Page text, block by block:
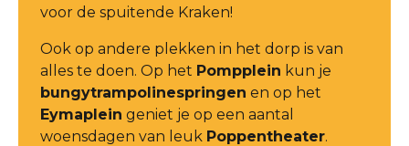
voor de spuitende Kraken!
Ook op andere plekken in het dorp is van
alles te doen. Op het Pompplein kun je
bungytrampolinespringen en op het
Eymaplein geniet je op een aantal
woensdagen van leuk Poppentheater.